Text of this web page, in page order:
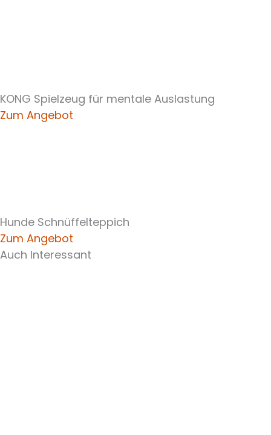
KONG Spielzeug für mentale Auslastung
Zum Angebot
Hunde Schnüffelteppich
Zum Angebot
Auch Interessant